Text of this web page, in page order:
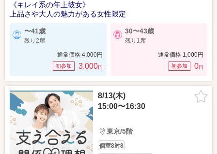
《キレイ系の年上彼女》
上品さや大人の魅力がある女性限定
〜41歳
残り2席
通常価格 4,000円
初参加 3,000円
30〜43歳
残り1席
通常価格 1,000円
初参加 0円
8/13(木)
15:00〜16:30
東京/5階
個室8対8